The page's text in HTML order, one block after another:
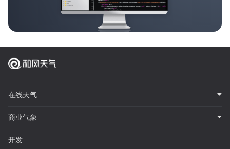
在线天气
商业气象
开发